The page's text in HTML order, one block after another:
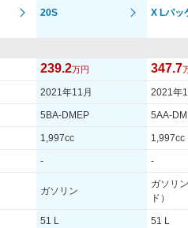
20S X Lパッ
239.2万円 347.7
2021年11月 2021年
5BA-DMEP 5AA-
1,997cc 1,997cc
- -
ガソリン
ガソリ
ド）
51 L 51 L